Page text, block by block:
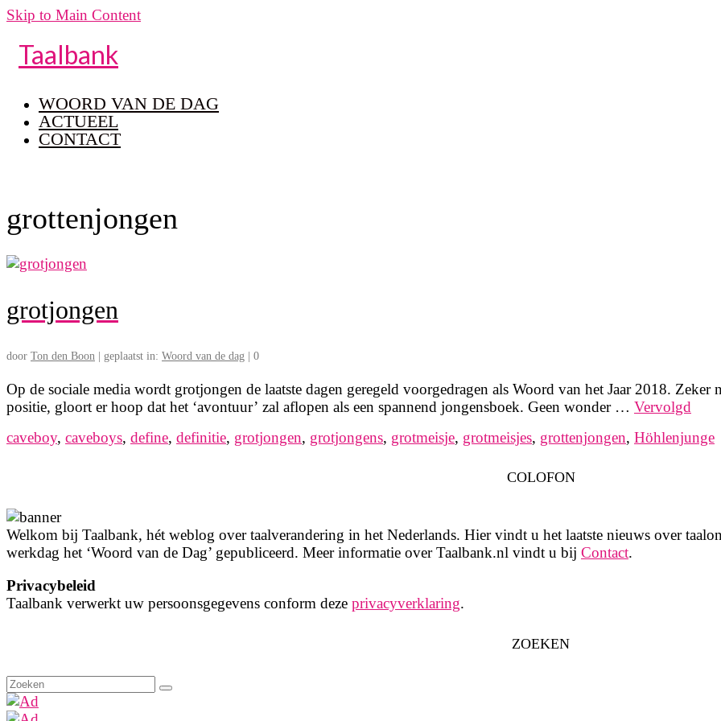
Skip to Main Content
Taalbank
WOORD VAN DE DAG
ACTUEEL
CONTACT
grottenjongen
grotjongen
door Ton den Boon geplaatst in: Woord van de dag 0
Op de sociale media wordt grotjongen de laatste dagen geregeld voorgedragen als Woord van het Jaar 2018.
positie, gloort er hoop dat het ‘avontuur’ zal aflopen als een spannend jongensboek. Geen wonder … Vervolgd
caveboy, caveboys, define, definitie, grotjongen, grotjongens, grotmeisje, grotmeisjes, grottenjongen, Höhlenjunge
COLOFON
Welkom bij Taalbank, hét weblog over taalverandering in het Nederlands. Hier vindt u het laatste nieuws over
werkdag het ‘Woord van de Dag’ gepubliceerd. Meer informatie over Taalbank.nl vindt u bij Contact.
Privacybeleid
Taalbank verwerkt uw persoonsgegevens conform deze privacyverklaring.
ZOEKEN
Zoeken
naar: